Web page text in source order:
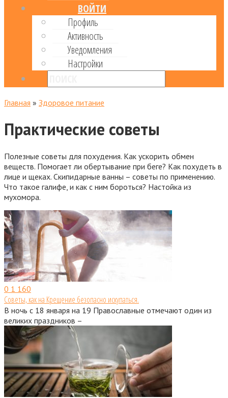
ВОЙТИ
Профиль
Активность
Уведомления
Настройки
Главная » Здоровое питание
Практические советы
Полезные советы для похудения. Как ускорить обмен
веществ. Помогает ли обертывание при беге? Как похудеть в
лице и щеках. Скипидарные ванны – советы по применению.
Что такое галифе, и как с ним бороться? Настойка из
мухомора.
0 1 160
Советы, как на Крещение безопасно искупаться.
В ночь с 18 января на 19 Православные отмечают один из
великих праздников –